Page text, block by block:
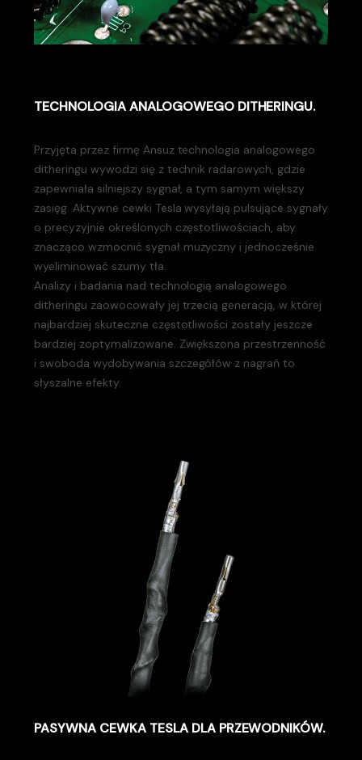
TECHNOLOGIA ANALOGOWEGO DITHERINGU.
Przyjęta przez firmę Ansuz technologia analogowego
ditheringu wywodzi się z technik radarowych, gdzie
zapewniała silniejszy sygnał, a tym samym większy
zasięg. Aktywne cewki Tesla wysyłają pulsujące sygnały
o precyzyjnie określonych częstotliwościach, aby
znacząco wzmocnić sygnał muzyczny i jednocześnie
wyeliminować szumy tła.
Analizy i badania nad technologią analogowego
ditheringu zaowocowały jej trzecią generacją, w której
najbardziej skuteczne częstotliwości zostały jeszcze
bardziej zoptymalizowane. Zwiększona przestrzenność
i swoboda wydobywania szczegółów z nagrań to
słyszalne efekty.
PASYWNA CEWKA TESLA DLA PRZEWODNIKÓW.